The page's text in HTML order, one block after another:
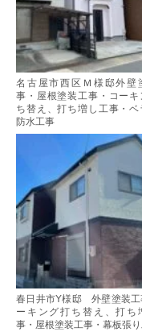
名古屋市西区Ｍ様邸外壁
事・屋根塗装工事・コーキ
ち替え、打ち増し工事・ベ
防水工事
春日井市Y様邸 外壁塗装工
ーキング打ち替え、打ち
事・屋根塗装工事・幕板張